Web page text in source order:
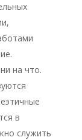
на что.
в
служить